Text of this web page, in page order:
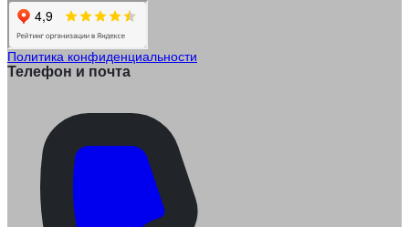
Политика конфиденциальности
Телефон и почта